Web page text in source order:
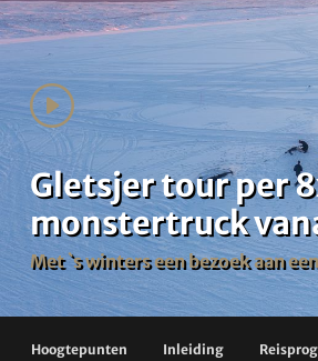
Gletsjer tour per
monstertruck
Met `s winters een bezoek aan
Hoogtepunten Inleiding